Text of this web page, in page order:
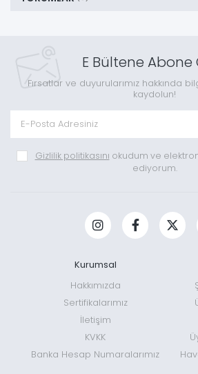
E Bültene Abone
Fırsatlar ve duyurularımız hakkında
kaydolun!
Gizlilik politikasını okudum ve
ediyorum.
Kurumsal
Hakkımızda
Sertifikalarımız
İletişim
KVKK
Banka Hesap Numaralarımız